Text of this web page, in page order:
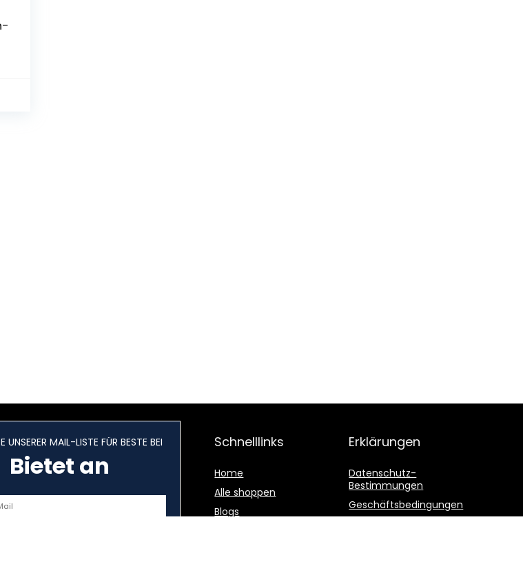
UNSERER MAIL-LISTE FÜR BESTE BEI
Bietet an
Schnelllinks
Home
Alle shoppen
Blogs
Erklärungen
Datenschutz-
Bestimmungen
Geschäftsbedingungen